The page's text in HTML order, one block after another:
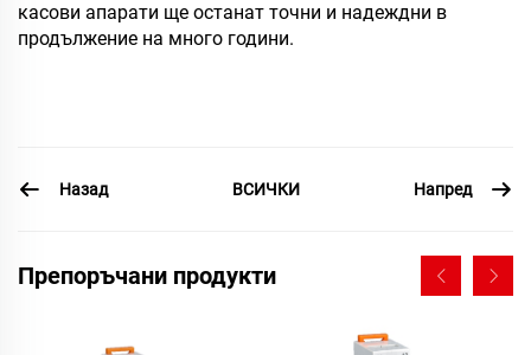
касови апарати ще останат точни и надеждни в
продължение на много години.
Назад ВСИЧКИ Напред
Препоръчани продукти